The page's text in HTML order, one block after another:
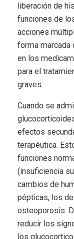
liberación de
funciones de
acciones
forma marcada
en los
para el
graves.
Cuando se
efectos
terapéutica.
funciones
(insuficiencia
cambios de
pépticas, los
osteoporosis.
reducir los
los